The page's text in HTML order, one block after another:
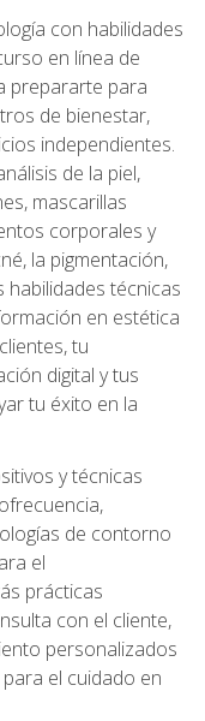
con habilidades
en línea de
prepararte para
de bienestar,
independientes.
de la piel,
mascarillas
corporales y
la pigmentación,
habilidades técnicas
en estética
tu
digital y tus
tu éxito en la
y técnicas
de contorno
el
prácticas
con el cliente,
personalizados
el cuidado en